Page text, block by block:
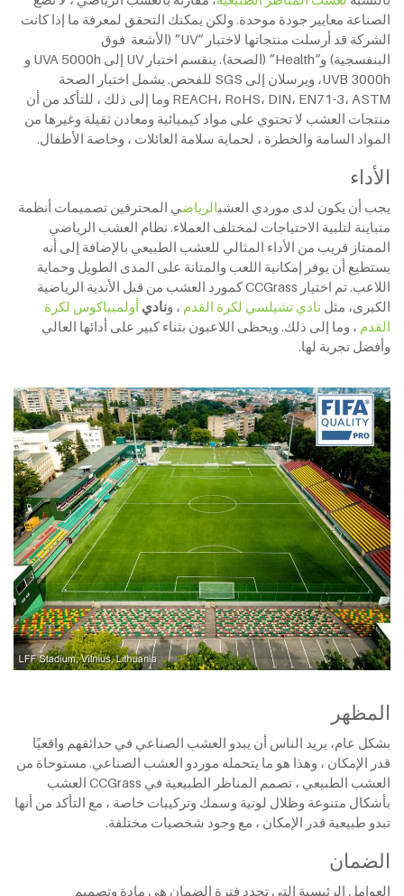
الصناعة معايير جودة موحدة. ولكن يمكنك التحقق لمعرفة ما إذا كانت
الشركة قد أرسلت منتجاتها لاختبار “UV” (الأشعة فوق
البنفسجية) و“Health” (الصحة). ينقسم اختبار UV إلى UVA 5000h و
UVB 3000h، ويرسلان إلى SGS للفحص. يشمل اختبار الصحة
REACH، RoHS، DIN، EN71-3، ASTM وما إلى ذلك ، للتأكد من أن
منتجات العشب لا تحتوي على مواد كيميائية ومعادن ثقيلة وغيرها من
المواد السامة والخطرة ، لحماية سلامة العائلات ، وخاصة الأطفال.
الأداء
يجب أن يكون لدى موردي العشبالرياضي المحترفين تصميمات أنظمة
متباينة لتلبية الاحتياجات لمختلف العملاء. نظام العشب الرياضي
الممتاز قريب من الأداء المثالي للعشب الطبيعي بالإضافة إلى أنه
يستطيع أن يوفر إمكانية اللعب والمتانة على المدى الطويل وحماية
اللاعب. تم اختيار CCGrass كمورد العشب من قبل الأندية الرياضية
الكبرى، مثل نادي تشيلسي لكرة القدم ، ونادي أولمبياكوس لكرة
القدم ، وما إلى ذلك. ويحظى اللاعبون بثناء كبير على أدائها العالي
وأفضل تجربة لها.
المظهر
بشكل عام، يريد الناس أن يبدو العشب الصناعي في حدائقهم واقعيًا
قدر الإمكان ، وهذا هو ما يتحمله موردو العشب الصناعي. مستوحاة من
العشب الطبيعي ، تصمم المناظر الطبيعية في CCGrass العشب
بأشكال متنوعة وظلال لونية وسمك وتركيبات خاصة ، مع التأكد من أنها
تبدو طبيعية قدر الإمكان ، مع وجود شخصيات مختلفة.
الضمان
العوامل الرئيسية التي تحدد فترة الضمان هي مادة وتصميم